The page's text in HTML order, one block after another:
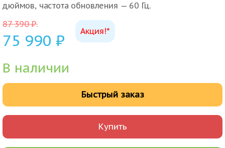
дюймов, частота обновления — 60 Гц.
Акция!*
87 390₽.
75 990 ₽
В наличии
Купить
Быстрый заказ